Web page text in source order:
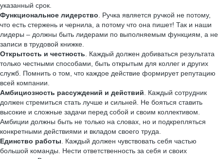
указанный срок.
Функциональное лидерство . Ручка является ручкой не потому,
что есть стержень и чернила, а потому что она пишет! Так и наши
лидеры – должны быть лидерами по выполняемым функциям, а не
записи в трудовой книжке.
Открытость и честность . Каждый должен добиваться результата
только честными способами, быть открытым для коллег и других
служб. Помнить о том, что каждое действие формирует репутацию
всей компании.
Амбициозность рассуждений и действий . Каждый сотрудник
должен стремиться стать лучше и сильней. Не бояться ставить
высокие и сложные задачи перед собой и своим коллективом.
Амбиции должны быть не только на словах, но и подкрепляться
конкретными действиями и вкладом своего труда.
Единство работы . Каждый должен чувствовать себя частью
большой команды. Нести ответственность за себя и своих